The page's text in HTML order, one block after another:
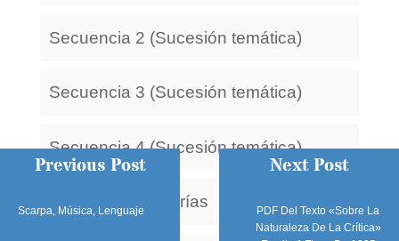
Secuencia 2 (Sucesión temática)
Secuencia 3 (Sucesión temática)
Secuencia 4 (Sucesión temática)
Todas las categorías
Previous Post
Scarpa, Música, Lenguaje
Next Post
PDF Del Texto «Sobre La
Naturaleza De La Crítica»